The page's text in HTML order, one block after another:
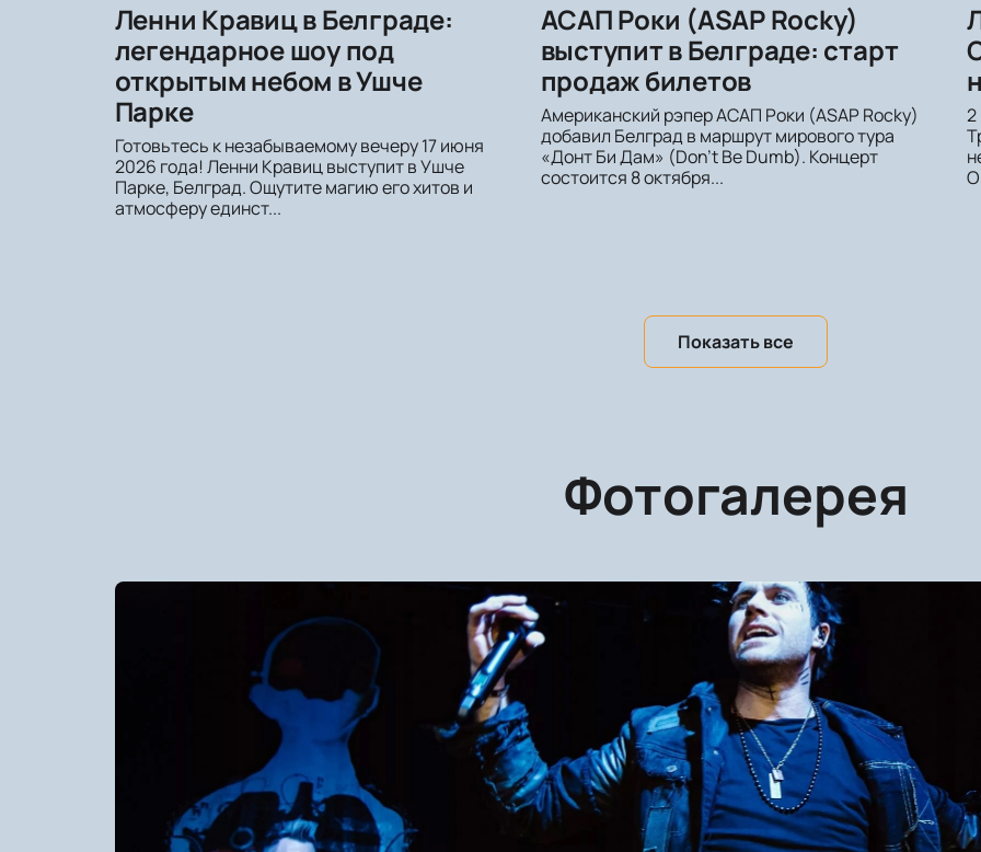
Ленни Кравиц в Белграде:
легендарное шоу под
открытым небом в Ушче
Парке
Готовьтесь к незабываемому вечеру 17 июня
2026 года! Ленни Кравиц выступит в Ушче
Парке, Белград. Ощутите магию его хитов и
атмосферу единст...
АСАП Роки (ASAP Rocky)
выступит в Белграде: старт
продаж билетов
Американский рэпер АСАП Роки (ASAP Rocky)
добавил Белград в маршрут мирового тура
«Донт Би Дам» (Don't Be Dumb). Концерт
состоится 8 октября...
2
Показать все
Фотогалерея